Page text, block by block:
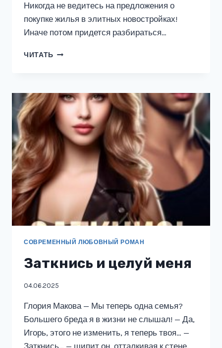
Никогда не ведитесь на предложения о
покупке жилья в элитных новостройках!
Иначе потом придется разбираться…
ЧИТАТЬ БУРЯ
СОВРЕМЕННЫЙ ЛЮБОВНЫЙ РОМАН
Заткнись и целуй меня
04.06.2025
Глория Макова — Мы теперь одна семья?
Большего бреда я в жизни не слышал! — Да,
Игорь, этого не изменить, я теперь твоя… —